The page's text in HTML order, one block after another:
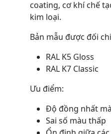
coating, cơ khí chế
kim loại.
Bản mẫu được đối
RAL K5 Gloss
RAL K7 Classic
Ưu điểm:
Độ đồng nhất
Sai số màu thấp